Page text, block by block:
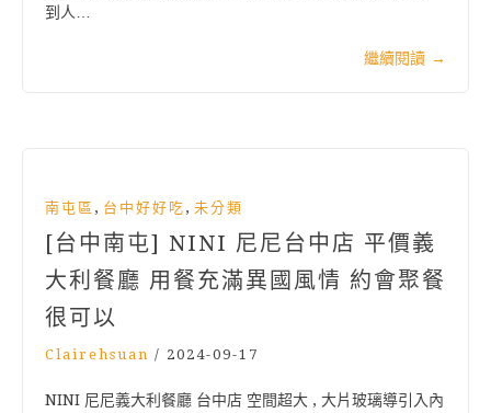
到人…
繼續閱讀 →
南屯區 , 台中好好吃 , 未分類
[台中南屯] NINI 尼尼台中店 平價義
大利餐廳 用餐充滿異國風情 約會聚餐
很可以
Clairehsuan / 2024-09-17
NINI 尼尼義大利餐廳 台中店 空間超大 , 大片玻璃導引入內